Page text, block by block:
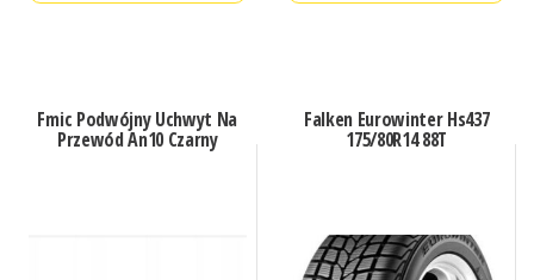
Fmic Podwójny Uchwyt Na
Przewód An10 Czarny
Falken Eurowinter Hs437
175/80R14 88T